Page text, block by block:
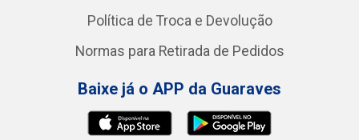
Política de Troca e Devolução
Normas para Retirada de Pedidos
Baixe já o APP da Guaraves